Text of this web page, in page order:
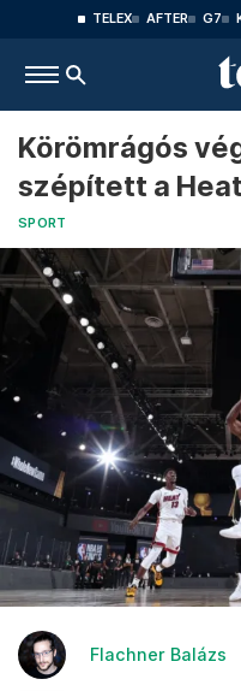
TELEX AFTER G7
Körömrágós
szépített a
SPORT
Flachner Balázs